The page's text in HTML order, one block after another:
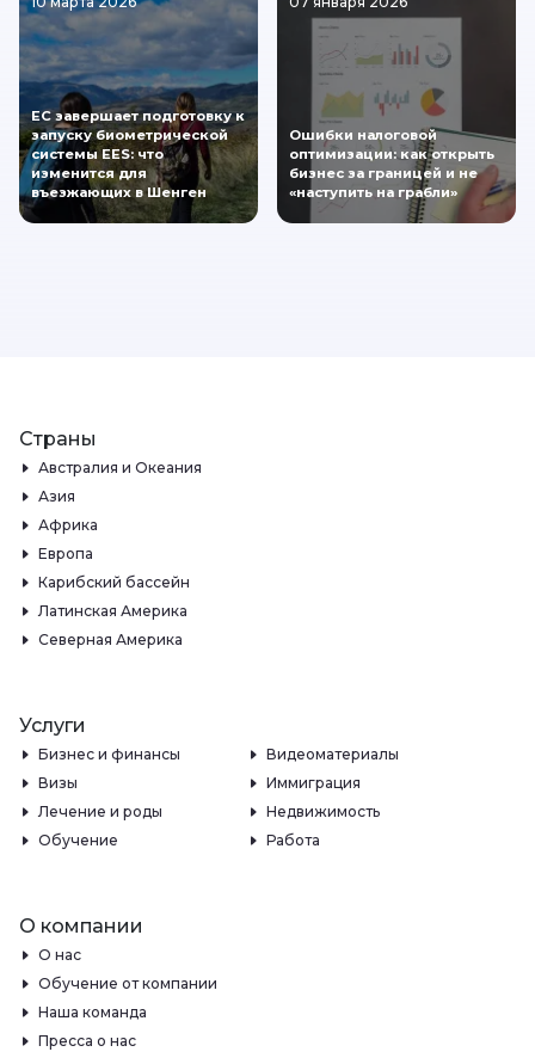
ЕС завершает подготовку к
запуску биометрической
системы EES: что
изменится для
въезжающих в Шенген
Ошибки налоговой
оптимизации: как открыть
бизнес за границей и не
«наступить на грабли»
Страны
Австралия и Океания
Азия
Африка
Европа
Карибский бассейн
Латинская Америка
Северная Америка
Услуги
Бизнес и финансы
Видеоматериалы
Визы
Иммиграция
Лечение и роды
Недвижимость
Обучение
Работа
О компании
О нас
Обучение от компании
Наша команда
Пресса о нас